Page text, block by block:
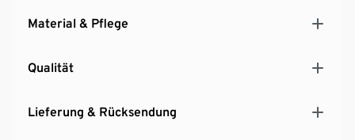
Material & Pflege
Qualität
Lieferung & Rücksendung